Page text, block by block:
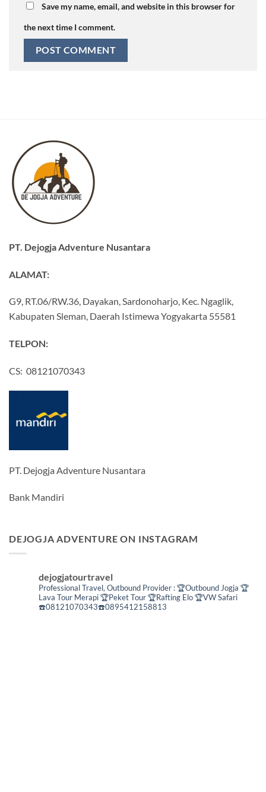
Save my name, email, and website in this browser for
the next time I comment.
PT. Dejogja Adventure Nusantara
ALAMAT:
G9, RT.06/RW.36, Dayakan, Sardonoharjo, Kec. Ngaglik,
Kabupaten Sleman, Daerah Istimewa Yogyakarta 55581
TELPON:
CS: 08121070343
PT. Dejogja Adventure Nusantara
Bank Mandiri
DEJOGJA ADVENTURE ON INSTAGRAM
dejogjatourtravel
Professional Travel, Outbound Provider :🏆Outbound Jogja 🏆
Lava Tour Merapi🏆Peket Tour🏆Rafting Elo🏆VW Safari
☎️08121070343☎️0895412158813